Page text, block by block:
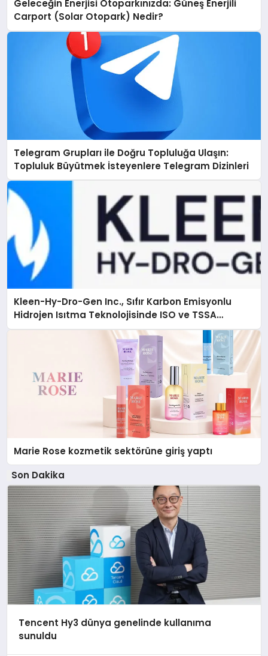
Geleceğin Enerjisi Otoparkınızda: Güneş Enerjili
Carport (Solar Otopark) Nedir?
Telegram Grupları ile Doğru Topluluğa Ulaşın:
Topluluk Büyütmek İsteyenlere Telegram Dizinleri
Kleen-Hy-Dro-Gen Inc., Sıfır Karbon Emisyonlu
Hidrojen Isıtma Teknolojisinde ISO ve TSSA
Düzenleyici Onaylarını Aldı
Marie Rose kozmetik sektörüne giriş yaptı
Son Dakika
Tencent Hy3 dünya genelinde kullanıma
sunuldu